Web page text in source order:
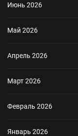
Июнь 2026
Май 2026
Апрель 2026
Март 2026
Февраль 2026
Январь 2026